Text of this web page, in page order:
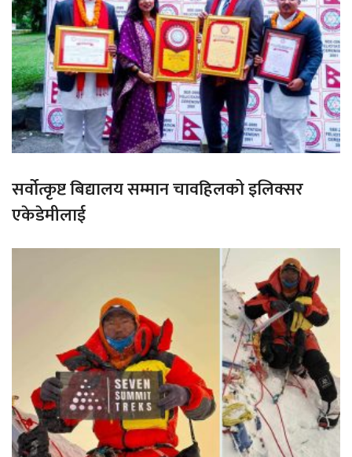
सर्वोत्कृष्ट बिद्यालय सम्मान चावहिलको इलिक्सर
एकेडेमीलाई